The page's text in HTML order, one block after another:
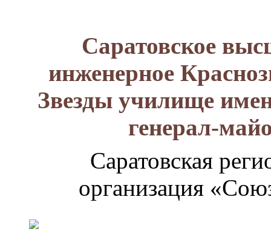
Саратовское
инженерное
Звезды училище
генерал-
Саратовская
организация